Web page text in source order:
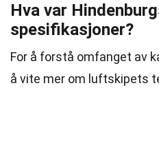
Hva var
spesifikasjoner?
For å forstå omfanget av
å vite mer om luftskipets